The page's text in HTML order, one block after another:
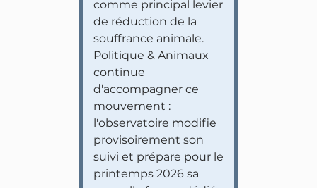
comme principal levier
de réduction de la
souffrance animale.
Politique & Animaux
continue
d'accompagner ce
mouvement :
l'observatoire modifie
provisoirement son
suivi et prépare pour le
printemps 2026 sa